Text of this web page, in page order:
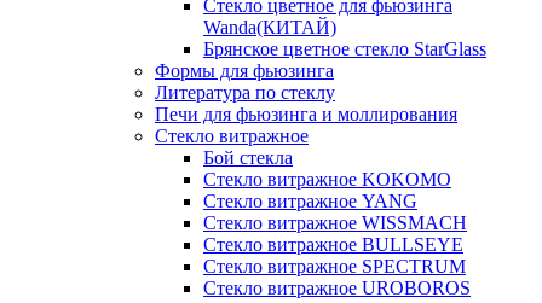
Стекло цветное для фьюзинга
Wanda(КИТАЙ)
Брянское цветное стекло StarGlass
Формы для фьюзинга
Литература по стеклу
Печи для фьюзинга и моллирования
Стекло витражное
Бой стекла
Стекло витражное KOKOMO
Стекло витражное YANG
Стекло витражное WISSMACH
Стекло витражное BULLSEYE
Стекло витражное SPECTRUM
Стекло витражное UROBOROS